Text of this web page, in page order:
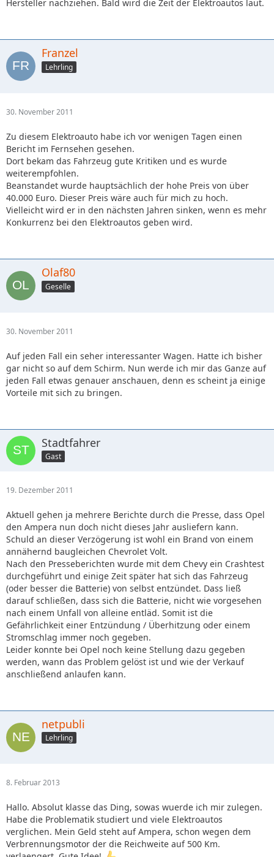
Hersteller nachziehen. Bald wird die Zeit der Elektroautos laut.
Franzel
Lehrling
30. November 2011
Zu diesem Elektroauto habe ich vor wenigen Tagen einen
Bericht im Fernsehen gesehen.
Dort bekam das Fahrzeug gute Kritiken und es wurde
weiterempfohlen.
Beanstandet wurde hauptsächlich der hohe Preis von über
40.000 Euro. Dieser Preis wäre auch für mich zu hoch.
Vielleicht wird er in den nächsten Jahren sinken, wenn es mehr
Konkurrenz bei den Elektroautos geben wird.
Olaf80
Geselle
30. November 2011
Auf jeden Fall ein seher interessanter Wagen. Hatte ich bisher
gar nicht so auf dem Schirm. Nun werde ich mir das Ganze auf
jeden Fall etwas genauer anschauen, denn es scheint ja einige
Vorteile mit sich zu bringen.
Stadtfahrer
Gast
19. Dezember 2011
Aktuell gehen ja mehrere Berichte durch die Presse, dass Opel
den Ampera nun doch nicht dieses Jahr ausliefern kann.
Schuld an dieser Verzögerung ist wohl ein Brand von einem
annähernd baugleichen Chevrolet Volt.
Nach den Presseberichten wurde mit dem Chevy ein Crashtest
durchgeführt und einige Zeit später hat sich das Fahrzeug
(oder besser die Batterie) von selbst entzündet. Dass ließ
darauf schließen, dass sich die Batterie, nicht wie vorgesehen
nach einem Unfall von alleine entläd. Somit ist die
Gefährlichkeit einer Entzündung / Überhitzung oder einem
Stromschlag immer noch gegeben.
Leider konnte bei Opel noch keine Stellung dazu gegeben
werden, wann das Problem gelöst ist und wie der Verkauf
anschließend anlaufen kann.
netpubli
Lehrling
8. Februar 2013
Hallo. Absolut klasse das Ding, sowas wuerde ich mir zulegen.
Habe die Problematik studiert und viele Elektroautos
verglichen. Mein Geld steht auf Ampera, schon wegen dem
Verbrennungsmotor der die Reichweite auf 500 Km.